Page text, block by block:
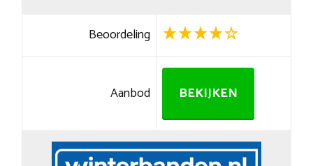
Beoordeling
Aanbod BEKIJKEN